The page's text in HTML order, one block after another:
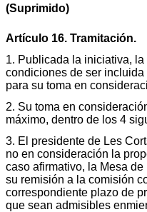
(Suprimido)
Artículo 16. Tramitación.
1. Publicada la iniciativa,
condiciones de ser
para su toma en
2. Su toma en
máximo, dentro de los 4
3. El presidente de Les
no en consideración la
caso afirmativo, la Mesa
su remisión a la comisión
correspondiente plazo de
que sean admisibles